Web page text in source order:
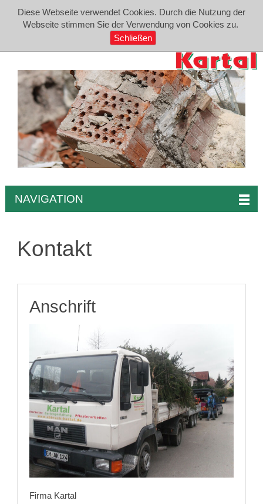
Diese Webseite verwendet Cookies. Durch die Nutzung der
Webseite stimmen Sie der Verwendung von Cookies zu.
Schließen
NAVIGATION
Kontakt
Anschrift
Firma Kartal